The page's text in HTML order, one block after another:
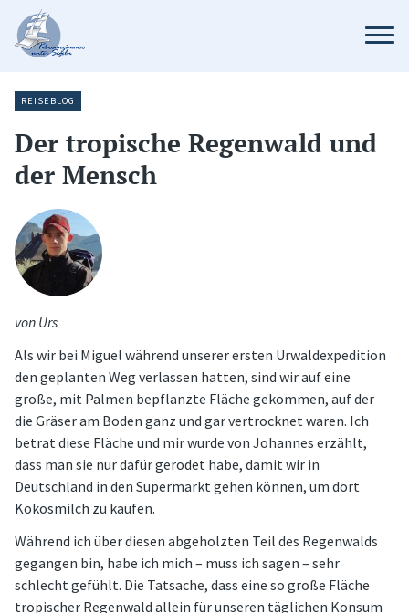
REISEBLOG
Der tropische Regenwald und
der Mensch
von Urs
Als wir bei Miguel während unserer ersten Urwaldexpedition
den geplanten Weg verlassen hatten, sind wir auf eine
große, mit Palmen bepflanzte Fläche gekommen, auf der
die Gräser am Boden ganz und gar vertrocknet waren. Ich
betrat diese Fläche und mir wurde von Johannes erzählt,
dass man sie nur dafür gerodet habe, damit wir in
Deutschland in den Supermarkt gehen können, um dort
Kokosmilch zu kaufen.
Während ich über diesen abgeholzten Teil des Regenwalds
gegangen bin, habe ich mich – muss ich sagen – sehr
schlecht gefühlt. Die Tatsache, dass eine so große Fläche
tropischer Regenwald allein für unseren täglichen Konsum